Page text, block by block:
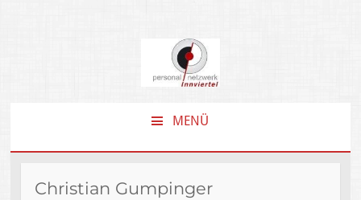
MENÜ
INHALT
Christian Gumpinger